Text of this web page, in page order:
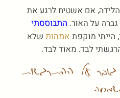
אם אשטיח לרגע את
על האור. התבוססתי
הייתי מוקפת אמהות שלא
לבד. מאוד לבד.
על ההתרגשות